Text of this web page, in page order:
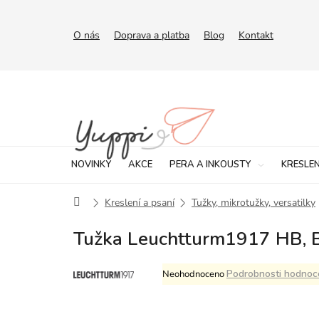
O nás Doprava a platba Blog Kontakt
NOVINKY AKCE PERA A INKOUSTY
DomůKreslení a psaní Tužky, mikrotužky, versatilky
Tužka Leuchtturm1917 HB,
Průměrné
hodnocení
NeohodnocenoPodrobnosti